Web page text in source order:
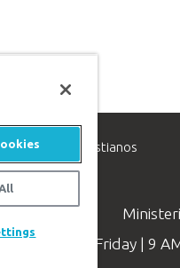
ayudar a los cristianos
Monday–Friday | 9